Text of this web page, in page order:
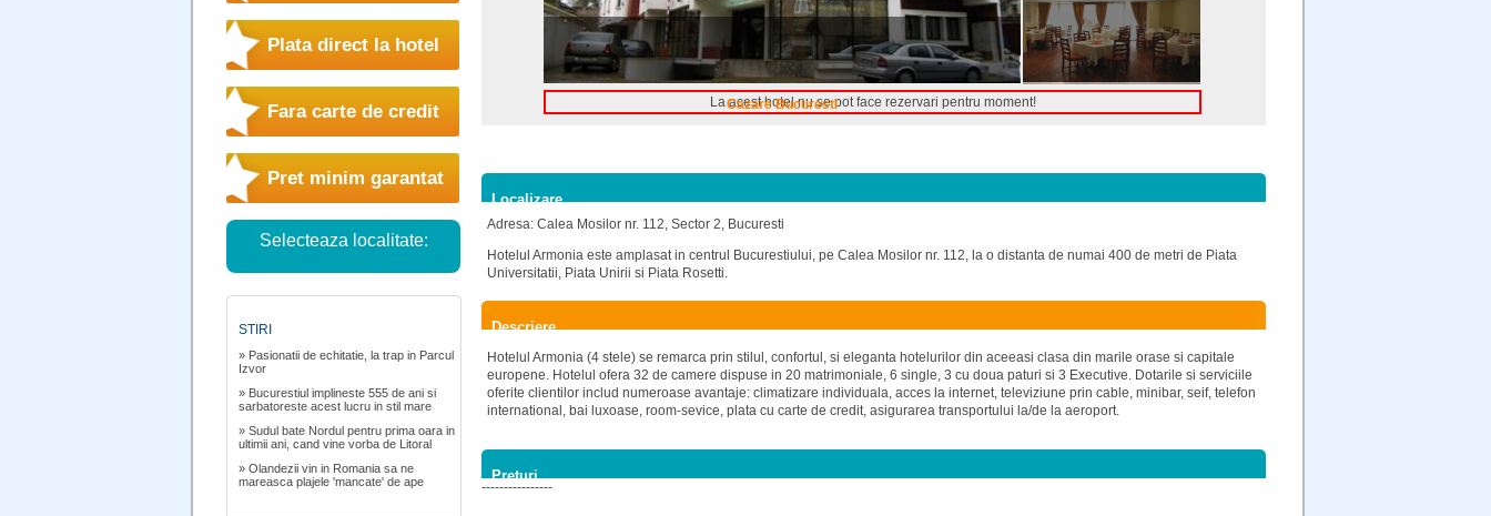
Plata direct la hotel
Fara carte de credit
Pret minim garantat
Selecteaza localitate:
STIRI
» Pasionatii de echitatie, la trap in Parcul
Izvor
» Bucurestiul implineste 555 de ani si
sarbatoreste acest lucru in stil mare
» Sudul bate Nordul pentru prima oara in
ultimii ani, cand vine vorba de Litoral
» Olandezii vin in Romania sa ne
mareasca plajele 'mancate' de ape
Cazare Bucuresti
La acest hotel nu se pot face rezervari pentru moment!
Localizare
Adresa: Calea Mosilor nr. 112, Sector 2, Bucuresti
Hotelul Armonia este amplasat in centrul Bucurestiului, pe Calea Mosilor nr. 112, la o distanta de numai 400 de metri de Piata
Universitatii, Piata Unirii si Piata Rosetti.
Descriere
Hotelul Armonia (4 stele) se remarca prin stilul, confortul, si eleganta hotelurilor din aceeasi clasa din marile orase si capitale
europene. Hotelul ofera 32 de camere dispuse in 20 matrimoniale, 6 single, 3 cu doua paturi si 3 Executive. Dotarile si serviciile
oferite clientilor includ numeroase avantaje: climatizare individuala, acces la internet, televiziune prin cable, minibar, seif, telefon
international, bai luxoase, room-sevice, plata cu carte de credit, asigurarea transportului la/de la aeroport.
Preturi
----------------